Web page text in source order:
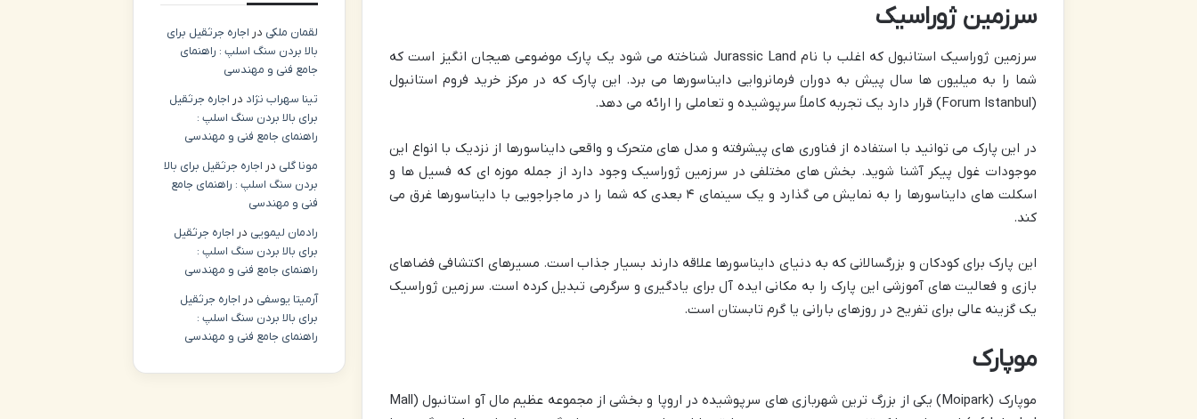
سرزمین ژوراسیک
سرزمین ژوراسیک استانبول که اغلب با نام Jurassic Land شناخته می شود یک پارک موضوعی هیجان انگیز است که
شما را به میلیون ها سال پیش به دوران فرمانروایی دایناسورها می برد. این پارک که در مرکز خرید فروم استانبول
(Forum Istanbul) قرار دارد یک تجربه کاملاً سرپوشیده و تعاملی را ارائه می دهد.
در این پارک می توانید با استفاده از فناوری های پیشرفته و مدل های متحرک و واقعی دایناسورها از نزدیک با انواع این
موجودات غول پیکر آشنا شوید. بخش های مختلفی در سرزمین ژوراسیک وجود دارد از جمله موزه ای که فسیل ها و
اسکلت های دایناسورها را به نمایش می گذارد و یک سینمای ۴ بعدی که شما را در ماجراجویی با دایناسورها غرق می
کند.
این پارک برای کودکان و بزرگسالانی که به دنیای دایناسورها علاقه دارند بسیار جذاب است. مسیرهای اکتشافی فضاهای
بازی و فعالیت های آموزشی این پارک را به مکانی ایده آل برای یادگیری و سرگرمی تبدیل کرده است. سرزمین ژوراسیک
یک گزینه عالی برای تفریح در روزهای بارانی یا گرم تابستان است.
موپارک
موپارک (Moipark) یکی از بزرگ ترین شهربازی های سرپوشیده در اروپا و بخشی از مجموعه عظیم مال آو استانبول (Mall
لقمان ملکی در اجاره جرثقیل برای
بالا بردن سنگ اسلپ : راهنمای
جامع فنی و مهندسی
تینا سهراب نژاد در اجاره جرثقیل
برای بالا بردن سنگ اسلپ :
راهنمای جامع فنی و مهندسی
مونا گلی در اجاره جرثقیل برای بالا
بردن سنگ اسلپ : راهنمای جامع
فنی و مهندسی
رادمان لیمویی در اجاره جرثقیل
برای بالا بردن سنگ اسلپ :
راهنمای جامع فنی و مهندسی
آرمیتا یوسفی در اجاره جرثقیل
برای بالا بردن سنگ اسلپ :
راهنمای جامع فنی و مهندسی